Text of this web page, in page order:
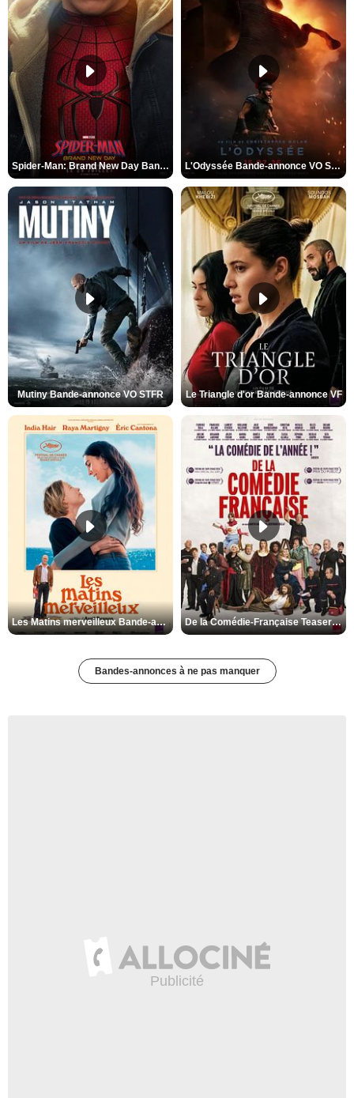
Spider-Man: Brand New Day Bande-annonce VO STFR L'Odyssée Bande-annonce VO STFR
Mutiny Bande-annonce VO STFR Le Triangle d'or Bande-annonce VF
Les Matins merveilleux Bande-annonce VF De la Comédie-Française Teaser VF
Bandes-annonces à ne pas manquer